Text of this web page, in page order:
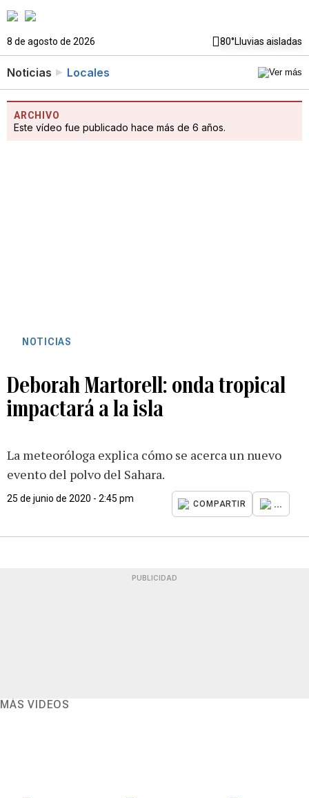
8 de agosto de 2026 80°Lluvias aisladas
Noticias Locales
ARCHIVO
Este vídeo fue publicado hace más de 6 años.
NOTICIAS
Deborah Martorell: onda tropical
impactará a la isla
La meteoróloga explica cómo se acerca un nuevo
evento del polvo del Sahara.
25 de junio de 2020 - 2:45 pm
COMPARTIR ...
PUBLICIDAD
MÁS VIDEOS